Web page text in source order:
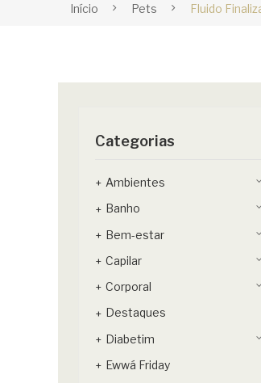
Início Pets Fluido
Categorias
Ambientes
Banho
Bem-estar
Capilar
Corporal
Destaques
Diabetim
Ewwá Friday